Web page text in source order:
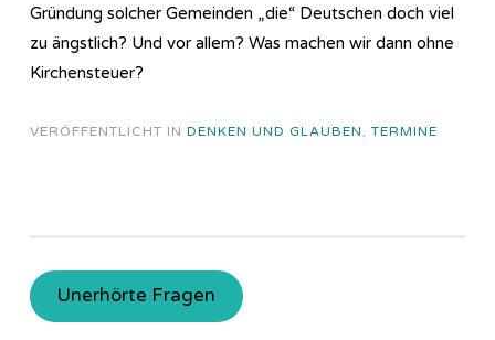
Gründung solcher Gemeinden „die“ Deutschen doch viel
zu ängstlich? Und vor allem? Was machen wir dann ohne
Kirchensteuer?
VERÖFFENTLICHT IN DENKEN UND GLAUBEN, TERMINE
Unerhörte Fragen